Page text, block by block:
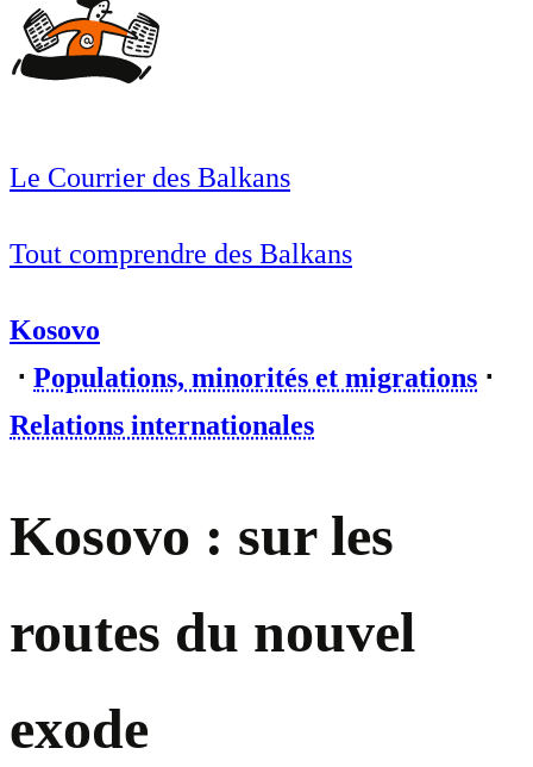
Le Courrier des Balkans
Tout comprendre des Balkans
Kosovo
⋅ Populations, minorités et migrations ⋅
Relations internationales
Kosovo : sur les
routes du nouvel
exode